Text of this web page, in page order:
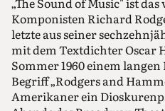
Komponisten Richard
letzte aus seiner
mit dem Textdichter Oscar
Sommer 1960 einem
Begriff „Rodgers and
Amerikaner ein